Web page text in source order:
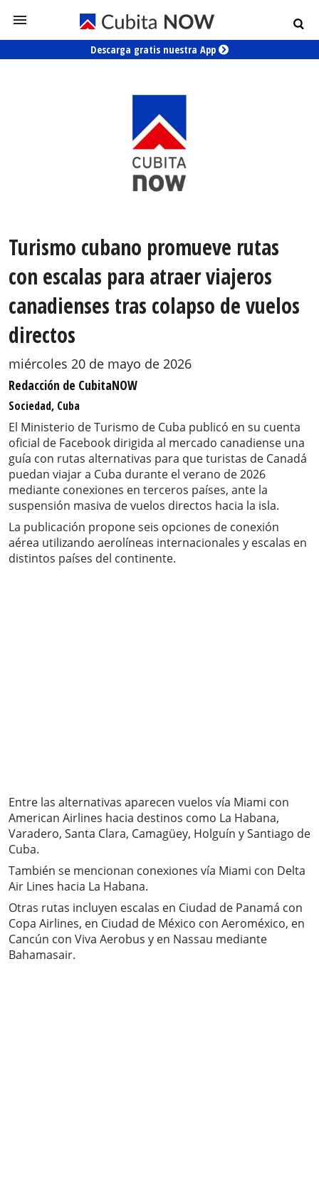
Descarga gratis nuestra App
Turismo cubano promueve rutas
con escalas para atraer viajeros
canadienses tras colapso de vuelos
directos
miércoles 20 de mayo de 2026
Redacción de CubitaNOW
Sociedad, Cuba
El Ministerio de Turismo de Cuba publicó en su cuenta
oficial de Facebook dirigida al mercado canadiense una
guía con rutas alternativas para que turistas de Canadá
puedan viajar a Cuba durante el verano de 2026
mediante conexiones en terceros países, ante la
suspensión masiva de vuelos directos hacia la isla.
La publicación propone seis opciones de conexión
aérea utilizando aerolíneas internacionales y escalas en
distintos países del continente.
Entre las alternativas aparecen vuelos vía Miami con
American Airlines hacia destinos como La Habana,
Varadero, Santa Clara, Camagüey, Holguín y Santiago de
Cuba.
También se mencionan conexiones vía Miami con Delta
Air Lines hacia La Habana.
Otras rutas incluyen escalas en Ciudad de Panamá con
Copa Airlines, en Ciudad de México con Aeroméxico, en
Cancún con Viva Aerobus y en Nassau mediante
Bahamasair.